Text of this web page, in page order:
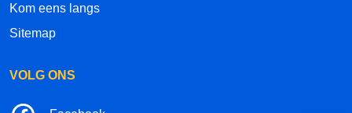
Kom eens langs
Sitemap
VOLG ONS